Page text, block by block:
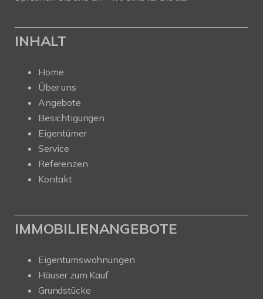
INHALT
Home
Über uns
Angebote
Besichtigungen
Eigentümer
Service
Referenzen
Kontakt
IMMOBILIENANGEBOTE
Eigentumswohnungen
Häuser zum Kauf
Grundstücke